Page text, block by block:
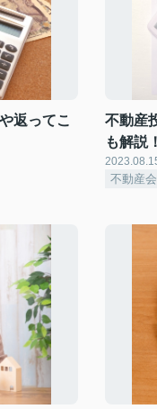
返ってこ
不動産
も解説！
不動産